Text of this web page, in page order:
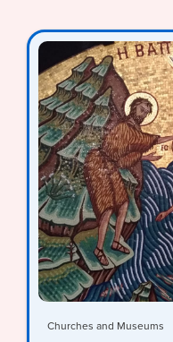
Churches and Museums